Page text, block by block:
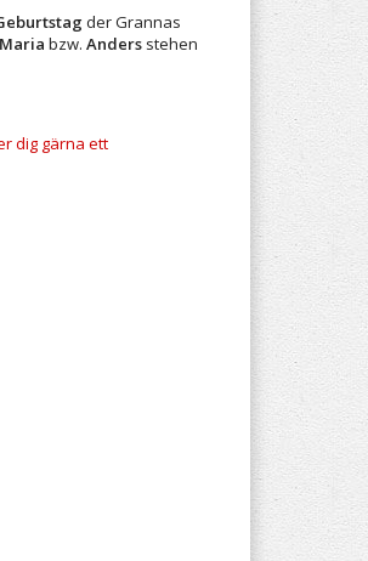
der Grannas
Maria bzw. Andersstehen
dig gärna ett